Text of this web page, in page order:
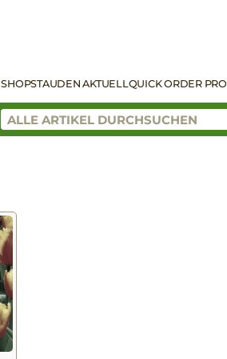
SHOPSTAUDEN AKTUELLQUICK ORDER PRO